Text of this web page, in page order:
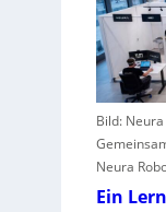
Bild:
Neura
Ein